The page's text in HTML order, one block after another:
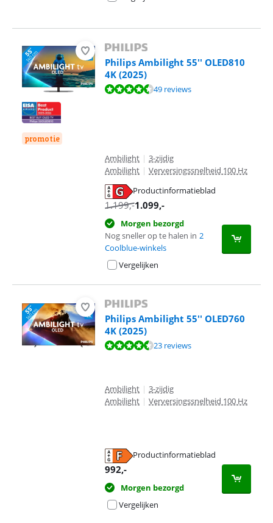
promotie
Philips Ambilight 55'' OLED810
4K (2025)
Beoordeling is 9,3 van de 10, gebaseerd op 49 reviews.
49 reviews
Ambilight | 3-zijdig
Ambilight | Verversingssnelheid 100 Hz
Productinformatieblad
1.199,-1.099,-
Morgen bezorgd
Nog sneller op te halen in 2
Coolblue-winkels
Vergelijken
Philips Ambilight 55'' OLED760
4K (2025)
Beoordeling is 8,8 van de 10, gebaseerd op 23 reviews.
23 reviews
Ambilight | 3-zijdig
Ambilight | Verversingssnelheid 100 Hz
Productinformatieblad
992,-
Morgen bezorgd
Vergelijken